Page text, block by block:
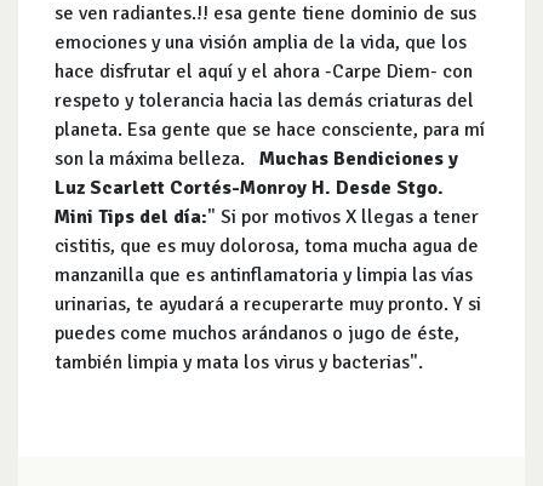
se ven radiantes.!! esa gente tiene dominio de sus
emociones y una visión amplia de la vida, que los
hace disfrutar el aquí y el ahora -Carpe Diem- con
respeto y tolerancia hacia las demás criaturas del
planeta. Esa gente que se hace consciente, para mí
son la máxima belleza. Muchas Bendiciones y
Luz Scarlett Cortés-Monroy H. Desde Stgo.
Mini Tips del día:" Si por motivos X llegas a tener
cistitis, que es muy dolorosa, toma mucha agua de
manzanilla que es antinflamatoria y limpia las vías
urinarias, te ayudará a recuperarte muy pronto. Y si
puedes come muchos arándanos o jugo de éste,
también limpia y mata los virus y bacterias".